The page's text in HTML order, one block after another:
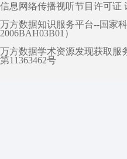
信息网络传播视听节目许可证
万方数据知识服务平台--国家
2006BAH03B01）
万方数据学术资源发现获取服
第11363462号